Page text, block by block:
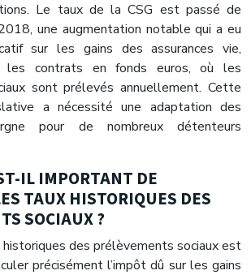
Le taux de la CSG est passé de
une augmentation notable qui a eu
sur les gains des assurances vie,
les contrats en fonds euros, où les
sont prélevés annuellement. Cette
a nécessité une adaptation des
pour de nombreux détenteurs
IL IMPORTANT DE
TAUX HISTORIQUES DES
SOCIAUX ?
des prélèvements sociaux est
précisément l’impôt dû sur les gains